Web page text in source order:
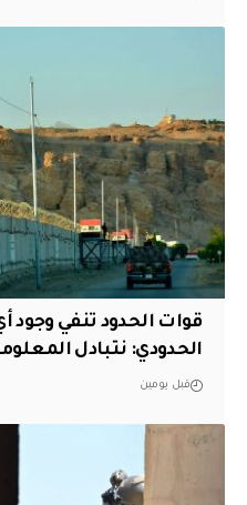
قوات الحدود تنفي وجود
الحدودي: نتبادل
قبل يومين